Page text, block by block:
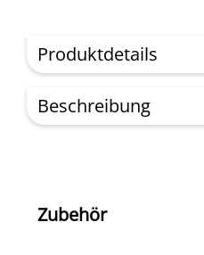
Produktdetails
Beschreibung
Zubehör